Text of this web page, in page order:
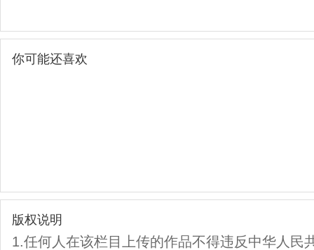
你可能还喜欢
版权说明
1.任何人在该栏目上传的作品不得违反中华人民